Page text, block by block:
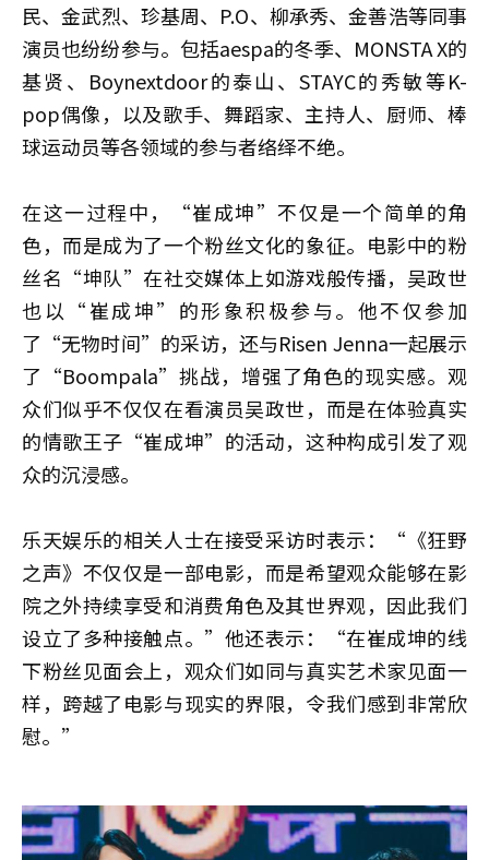
民、金武烈、珍基周、P.O、柳承秀、金善浩等同事
演员也纷纷参与。包括aespa的冬季、MONSTA X的
基贤、Boynextdoor的泰山、STAYC的秀敏等K-
pop偶像，以及歌手、舞蹈家、主持人、厨师、棒
球运动员等各领域的参与者络绎不绝。
在这一过程中，“崔成坤”不仅是一个简单的角
色，而是成为了一个粉丝文化的象征。电影中的粉
丝名“坤队”在社交媒体上如游戏般传播，吴政世
也以“崔成坤”的形象积极参与。他不仅参加
了“无物时间”的采访，还与Risen Jenna一起展示
了“Boompala”挑战，增强了角色的现实感。观
众们似乎不仅仅在看演员吴政世，而是在体验真实
的情歌王子“崔成坤”的活动，这种构成引发了观
众的沉浸感。
乐天娱乐的相关人士在接受采访时表示：“《狂野
之声》不仅仅是一部电影，而是希望观众能够在影
院之外持续享受和消费角色及其世界观，因此我们
设立了多种接触点。”他还表示：“在崔成坤的线
下粉丝见面会上，观众们如同与真实艺术家见面一
样，跨越了电影与现实的界限，令我们感到非常欣
慰。”